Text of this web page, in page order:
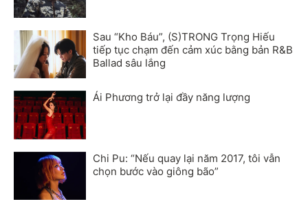
Sau “Kho Báu”, (S)TRONG Trọng Hiếu
tiếp tục chạm đến cảm xúc bằng bản R&B
Ballad sâu lắng
Ái Phương trở lại đầy năng lượng
Chi Pu: “Nếu quay lại năm 2017, tôi vẫn
chọn bước vào giông bão”